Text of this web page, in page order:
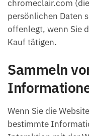
chromeclair.com
persönlichen Daten
offenlegt, wenn Sie
Kauf tätigen.
Sammeln
Wenn Sie die
bestimmte